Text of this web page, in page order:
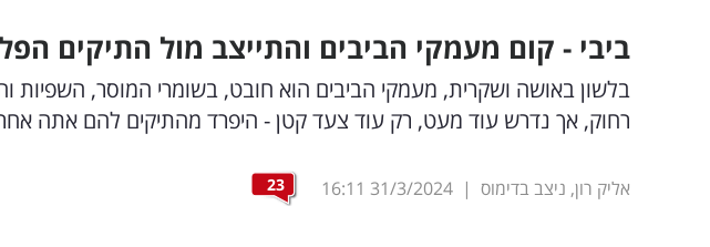
ביבי - קום מעמקי הביבים והתייצב מול התיקים
בלשון באושה ושקרית, מעמקי הביבים הוא חובט, בשומרי המוסר, השפיות
רחוק, אך נדרש עוד מעט, רק עוד צעד קטן - היפרד מהתיקים להם אתה
אליק רון, ניצב בדימוס |
31/3/2024
16:11
23